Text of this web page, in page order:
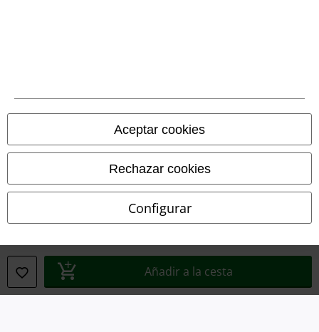
Aceptar cookies
Rechazar cookies
Configurar
Añadir a la cesta
Ley protección de datos
Eliminación de residuos y protección del medioambiente
Información sobre accesibilidad
Configuración Cookies
Cancelar pedido